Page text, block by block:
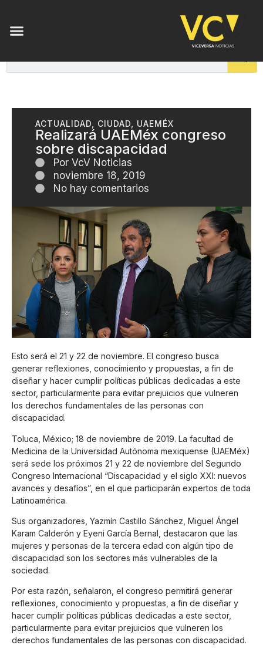
ACTUALIDAD CIUDAD UAEMÉX
Realizará UAEMéx congreso
sobre discapacidad
Por VcV Noticias
noviembre 18, 2019
No hay comentarios
Esto será el 21 y 22 de noviembre. El congreso busca
generar reflexiones, conocimiento y propuestas, a fin de
diseñar y hacer cumplir políticas públicas dedicadas a este
sector, particularmente para evitar prejuicios que vulneren
los derechos fundamentales de las personas con
discapacidad.
Toluca, México; 18 de noviembre de 2019. La facultad de
Medicina de la Universidad Autónoma mexiquense (UAEMéx)
será sede los próximos 21 y 22 de noviembre del Segundo
Congreso Internacional “Discapacidad y el siglo XXI: nuevos
avances y desafíos”, en el que participarán expertos de toda
Latinoamérica.
Sus organizadores, Yazmín Castillo Sánchez, Miguel Ángel
Karam Calderón y Eyeni García Bernal, destacaron que las
mujeres y personas de la tercera edad con algún tipo de
discapacidad son los sectores más vulnerables de la
sociedad.
Por esta razón, señalaron, el congreso permitirá generar
reflexiones, conocimiento y propuestas, a fin de diseñar y
hacer cumplir políticas públicas dedicadas a este sector,
particularmente para evitar prejuicios que vulneren los
derechos fundamentales de las personas con discapacidad.